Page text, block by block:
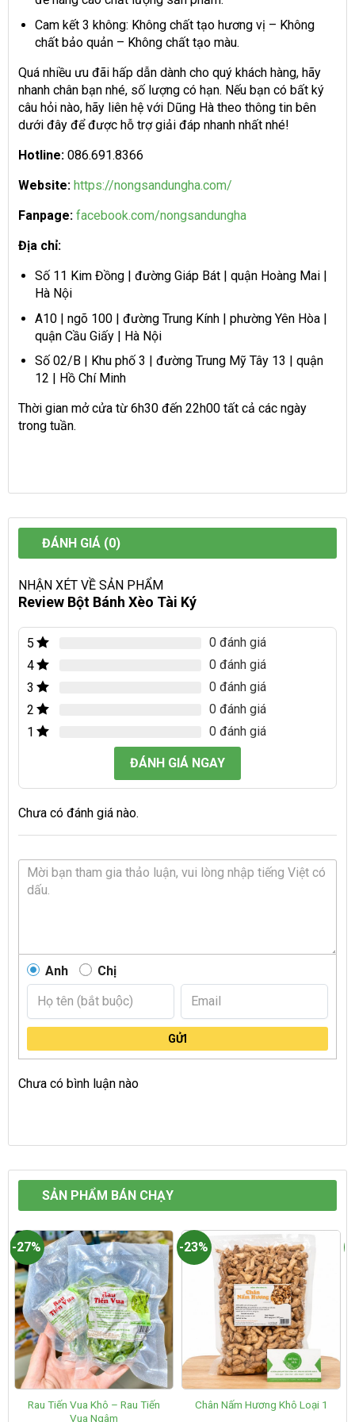
Cam kết 3 không: Không chất tạo hương vị – Không
chất bảo quản – Không chất tạo màu.
Quá nhiều ưu đãi hấp dẫn dành cho quý khách hàng, hãy
nhanh chân bạn nhé, số lượng có hạn. Nếu bạn có bất ký
câu hỏi nào, hãy liên hệ với Dũng Hà theo thông tin bên
dưới đây để được hỗ trợ giải đáp nhanh nhất nhé!
Hotline: 086.691.8366
Website: https://nongsandungha.com/
Fanpage: facebook.com/nongsandungha
Địa chỉ:
Số 11 Kim Đồng | đường Giáp Bát | quận Hoàng Mai |
Hà Nội
A10 | ngõ 100 | đường Trung Kính | phường Yên Hòa |
quận Cầu Giấy | Hà Nội
Số 02/B | Khu phố 3 | đường Trung Mỹ Tây 13 | quận
12 | Hồ Chí Minh
Thời gian mở cửa từ 6h30 đến 22h00 tất cả các ngày
trong tuần.
ĐÁNH GIÁ (0)
NHẬN XÉT VỀ SẢN PHẨM
Review Bột Bánh Xèo Tài Ký
5
0 đánh giá
4
0 đánh giá
3
0 đánh giá
2
0 đánh giá
1
0 đánh giá
ĐÁNH GIÁ NGAY
Chưa có đánh giá nào.
Anh Chị
GỬI
Chưa có bình luận nào
SẢN PHẨM BÁN CHẠY
-27%
Rau Tiến Vua Khô – Rau Tiến
Vua Ngâm
-23%
Chân Nấm Hương Khô Loại 1